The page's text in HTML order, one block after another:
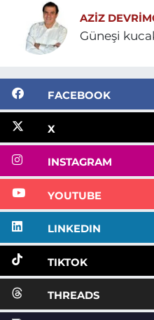
AZIZ
Güneşi
FACEBOOK
X
INSTAGRAM
YOUTUBE
LINKEDIN
TIKTOK
THREADS